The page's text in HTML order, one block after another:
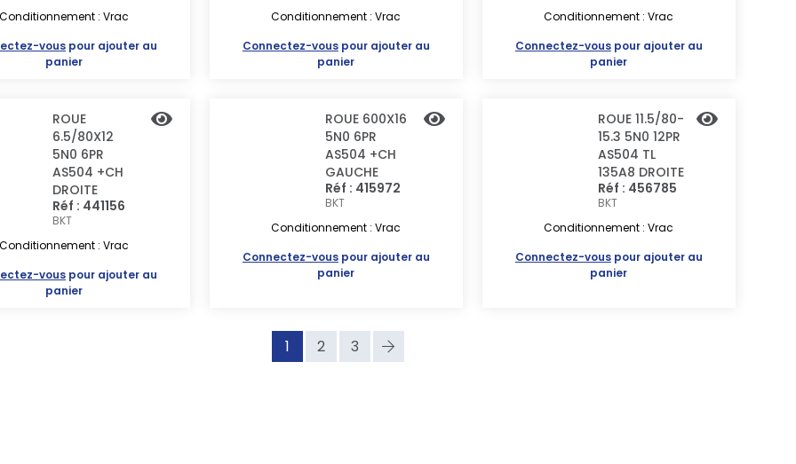
: Vrac
vous pour ajouter au
panier
Conditionnement : Vrac
Connectez-vouspour ajouter au
panier
Conditionnement : Vrac
Connectez-vouspour ajouter au
panier
ROUE
6.5/80X12
5N0 6PR
AS504 +CH
DROITE
Réf : 441156
BKT
: Vrac
vous pour ajouter au
panier
ROUE 600X16
5N0 6PR
AS504 +CH
GAUCHE
Réf : 415972
BKT
Conditionnement : Vrac
Connectez-vouspour ajouter au
panier
ROUE 11.5/80-
15.3 5N0 12PR
AS504 TL
135A8 DROITE
Réf : 456785
BKT
Conditionnement : Vrac
Connectez-vouspour ajouter au
panier
1 2 3